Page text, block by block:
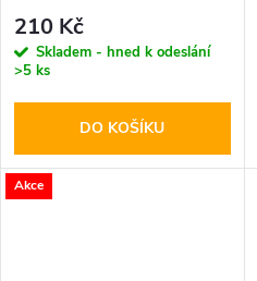
210 Kč
Skladem - hned k odeslání
>5 ks
DO KOŠÍKU
Akce